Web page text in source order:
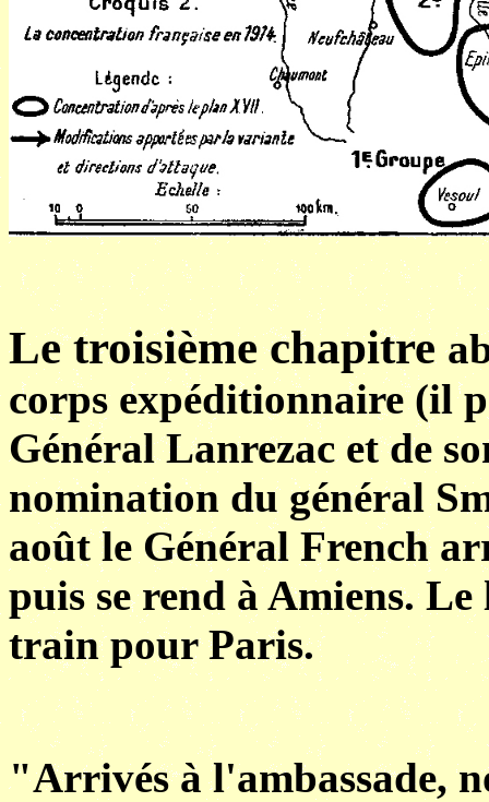
Le troisième chapitre
corps expéditionnaire (il
Général Lanrezac et de
nomination du général
août le Général French
puis se rend à Amiens.
train pour Paris.
"Arrivés à l'ambassade,